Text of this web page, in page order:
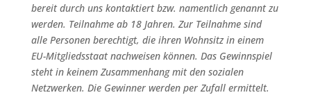
bereit durch uns kontaktiert bzw. namentlich genannt zu
werden. Teilnahme ab 18 Jahren. Zur Teilnahme sind
alle Personen berechtigt, die ihren Wohnsitz in einem
EU-Mitgliedsstaat nachweisen können. Das Gewinnspiel
steht in keinem Zusammenhang mit den sozialen
Netzwerken. Die Gewinner werden per Zufall ermittelt.